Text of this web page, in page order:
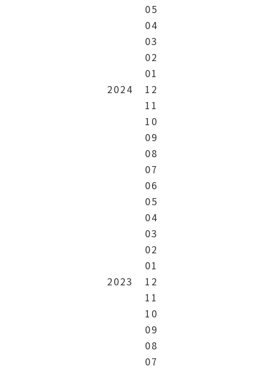
05
04
03
02
01
2024
12
11
10
09
08
07
06
05
04
03
02
01
2023
12
11
10
09
08
07